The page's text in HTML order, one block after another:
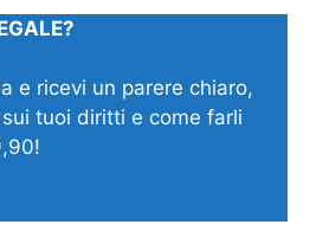
e ricevi un parere chiaro,
tuoi diritti e come farli